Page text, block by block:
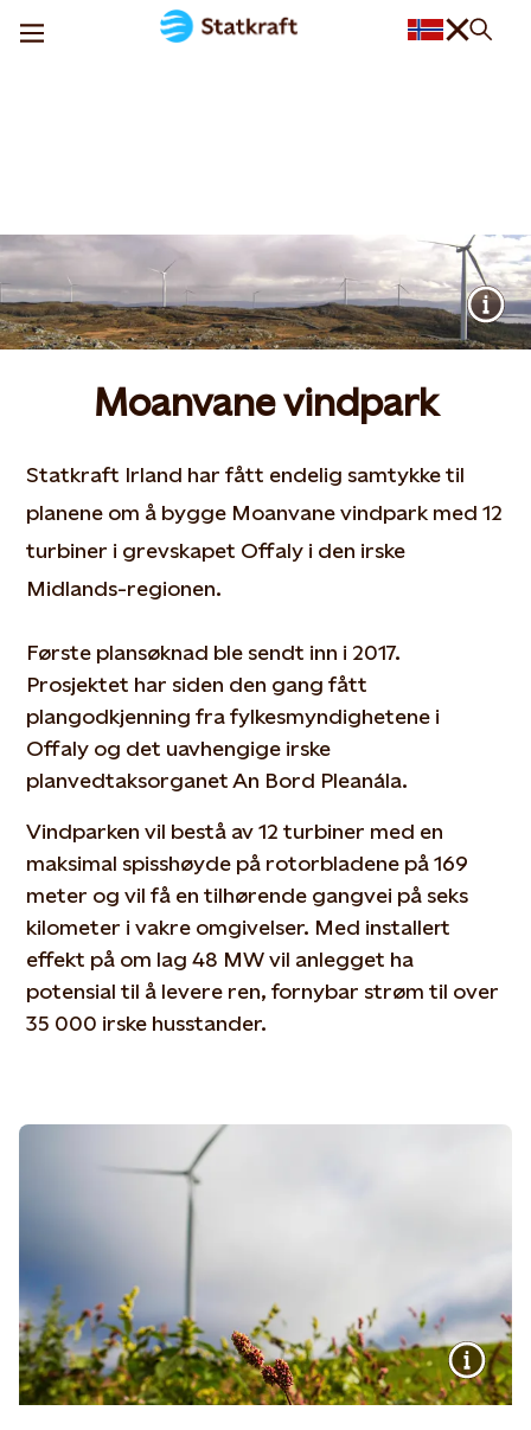
Moanvane vindpark
Statkraft Irland har fått endelig samtykke til
planene om å bygge Moanvane vindpark med 12
turbiner i grevskapet Offaly i den irske
Midlands-regionen.
Første plansøknad ble sendt inn i 2017.
Prosjektet har siden den gang fått
plangodkjenning fra fylkesmyndighetene i
Offaly og det uavhengige irske
planvedtaksorganet An Bord Pleanála.
Vindparken vil bestå av 12 turbiner med en
maksimal spisshøyde på rotorbladene på 169
meter og vil få en tilhørende gangvei på seks
kilometer i vakre omgivelser. Med installert
effekt på om lag 48 MW vil anlegget ha
potensial til å levere ren, fornybar strøm til over
35 000 irske husstander.